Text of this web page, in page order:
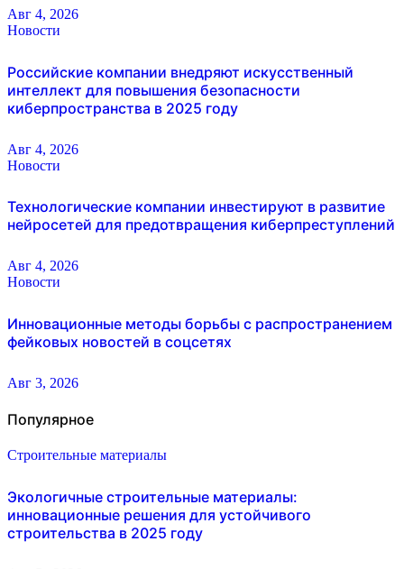
Авг 4, 2026
Новости
Российские компании внедряют искусственный
интеллект для повышения безопасности
киберпространства в 2025 году
Авг 4, 2026
Новости
Технологические компании инвестируют в развитие
нейросетей для предотвращения киберпреступлений
Авг 4, 2026
Новости
Инновационные методы борьбы с распространением
фейковых новостей в соцсетях
Авг 3, 2026
Популярное
Строительные материалы
Экологичные строительные материалы:
инновационные решения для устойчивого
строительства в 2025 году